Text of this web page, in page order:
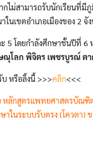
ไม่สามารถรับนักเรียนที่มีภู
เขตอําเภอเมืองของ 2 จัง
5 โดยกําลังศึกษาชั้นปีที่ 6
โลก พิจิตร เพชรบูรณ์ ต
บ หรือลิ้งนี้ >>>คลิก<<<
หลักสูตรแพทยศาสตรบัณฑิ
าในระบบรับตรง (โควตา)